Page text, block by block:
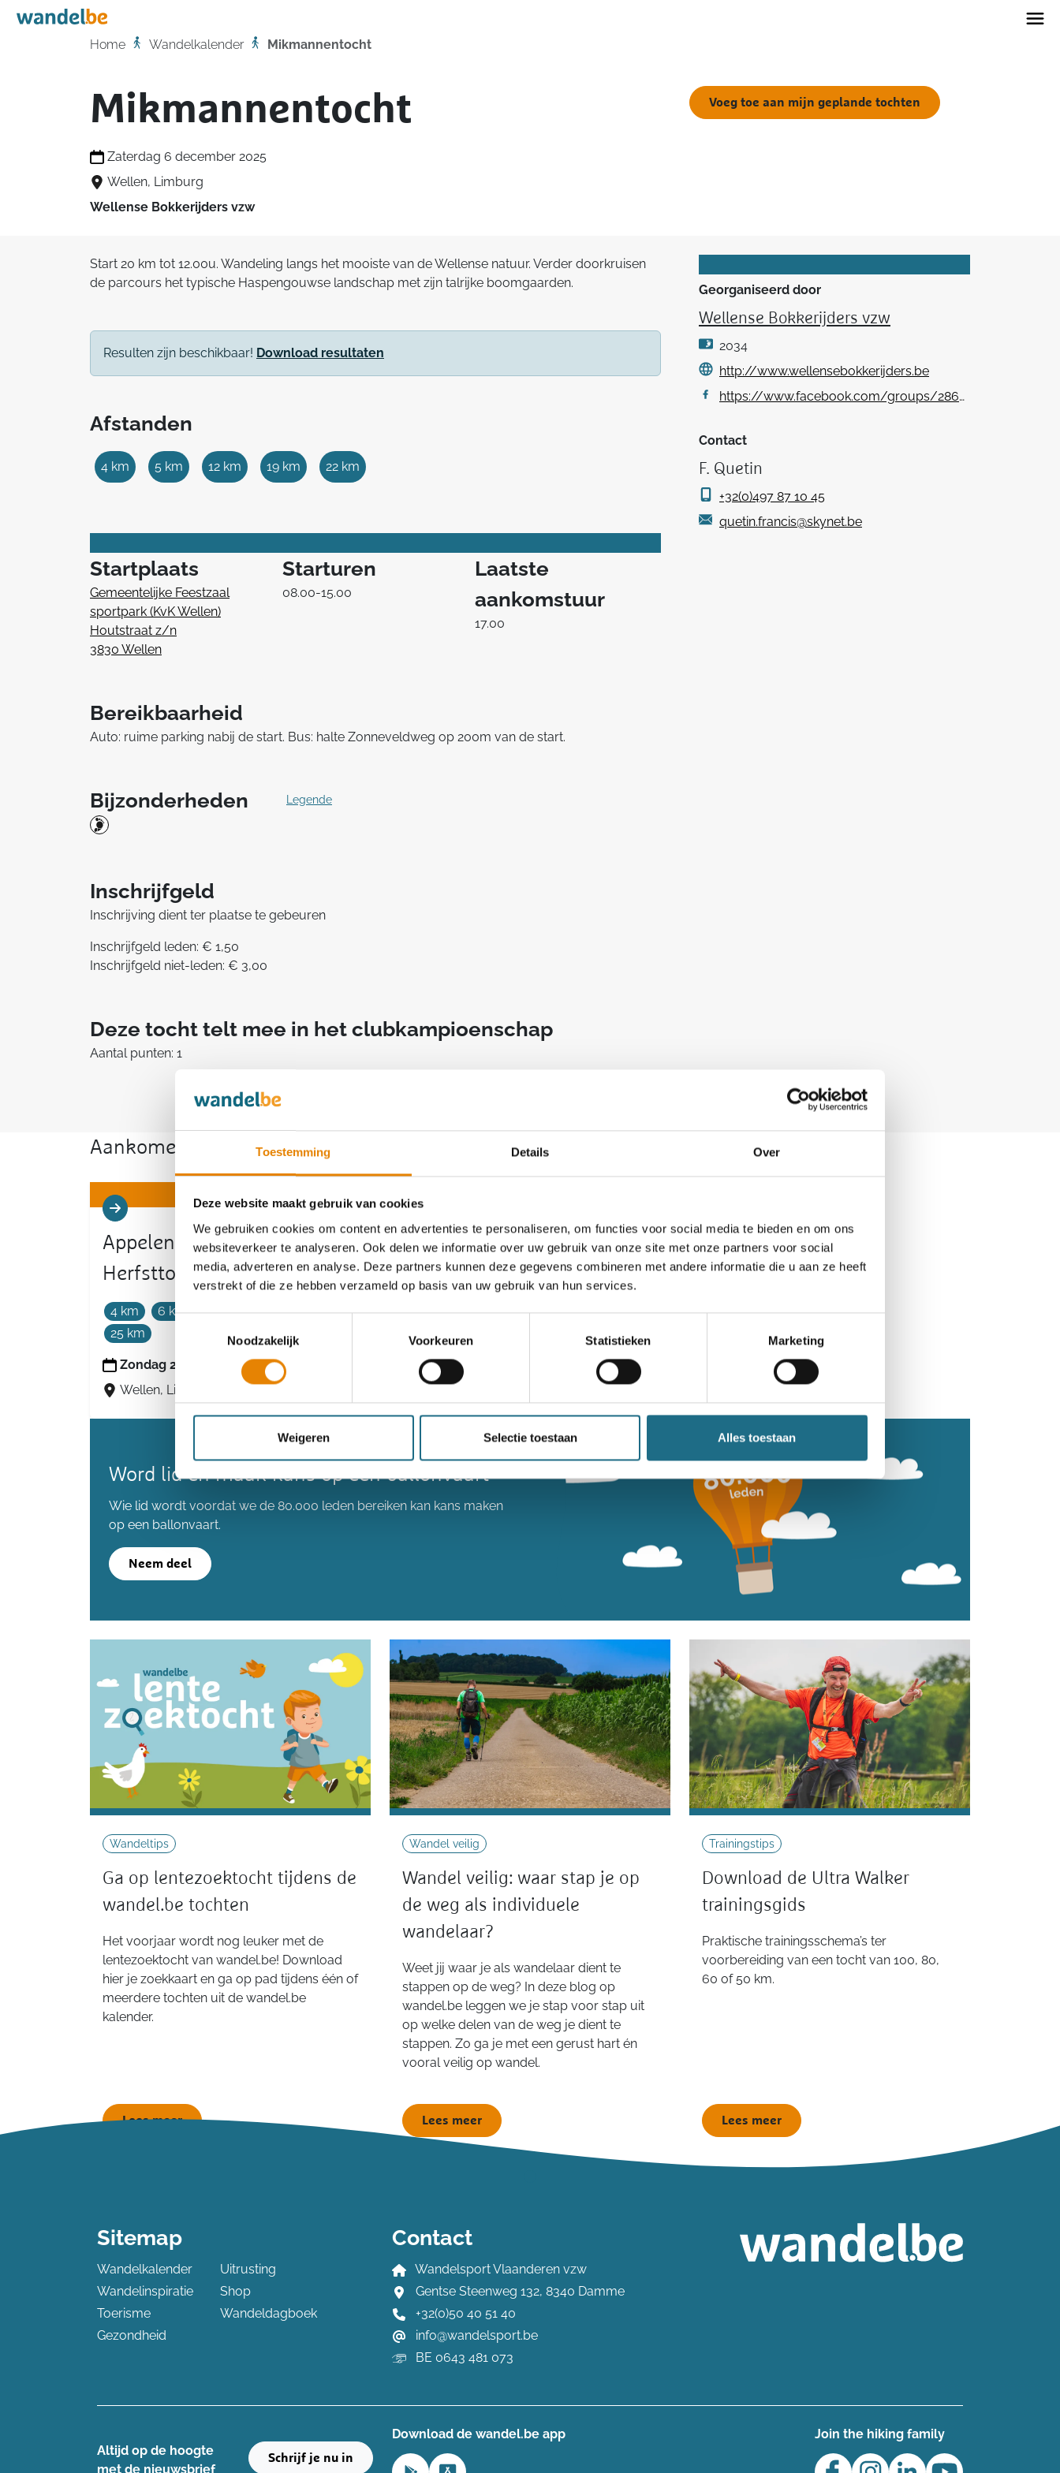
Toestemming Details Over
Deze website maakt gebruik van cookies
We gebruiken cookies om content en advertenties te personaliseren, om functies voor social media te bieden en om ons
websiteverkeer te analyseren. Ook delen we informatie over uw gebruik van onze site met onze partners voor social
media, adverteren en analyse. Deze partners kunnen deze gegevens combineren met andere informatie die u aan ze heeft
verstrekt of die ze hebben verzameld op basis van uw gebruik van hun services.
Toestemmingsselectie
Noodzakelijk
Voorkeuren Statistieken Marketing
Weigeren Selectie toestaan Alles toestaan
Home
Home Wandelkalender Mikmannentocht
Mikmannentocht
Zaterdag 6 december 2025
Wellen, Limburg
Wellense Bokkerijders vzw
Voeg toe aan mijn geplande tochten
Start 20 km tot 12.00u. Wandeling langs het mooiste van de Wellense natuur. Verder doorkruisen
de parcours het typische Haspengouwse landschap met zijn talrijke boomgaarden.
Resulten zijn beschikbaar! Download resultaten
Afstanden
4 km 5 km 12 km 19 km 22 km
Startplaats
Gemeentelijke Feestzaal
sportpark (KvK Wellen)
Houtstraat z/n
3830 Wellen
Starturen
08.00-15.00
Laatste
aankomstuur
17.00
Bereikbaarheid
Auto: ruime parking nabij de start. Bus: halte Zonneveldweg op 200m van de start.
Bijzonderheden Legende
Inschrijfgeld
Inschrijving dient ter plaatse te gebeuren
Inschrijfgeld leden: € 1,50
Inschrijfgeld niet-leden: € 3,00
Deze tocht telt mee in het clubkampioenschap
Aantal punten: 1
Georganiseerd door
Wellense Bokkerijders vzw
2034
http://www.wellensebokkerijders.be
https://www.facebook.com/groups/286938334761201/
Contact
F. Quetin
+32(0)497 87 10 45
quetin.francis@skynet.be
Aankomende wandeltochten van deze club
Appelen- en perentocht -
Herfsttocht
4 km 6 km 12 km 16 km
20 km
25 km
Zondag 20 september 2026
Wellen, Limburg
Mikmannentocht
4 km 6 km 12 km 15 km 20 km
Zaterdag 5 december 2026
Wellen, Limburg
Word lid en maak kans op een ballonvaart
Wie lid wordt voordat we de 80.000 leden bereiken kan kans maken
op een ballonvaart.
Neem deel
Wandeltips
Ga op lentezoektocht tijdens de
wandel.be tochten
Het voorjaar wordt nog leuker met de
lentezoektocht van wandel.be! Download
hier je zoekkaart en ga op pad tijdens één of
meerdere tochten uit de wandel.be
kalender.
Lees meer
Wandel veilig
Wandel veilig: waar stap je op
de weg als individuele
wandelaar?
Weet jij waar je als wandelaar dient te
stappen op de weg? In deze blog op
wandel.be leggen we je stap voor stap uit
op welke delen van de weg je dient te
stappen. Zo ga je met een gerust hart én
vooral veilig op wandel.
Lees meer
Trainingstips
Download de Ultra Walker
trainingsgids
Praktische trainingsschema’s ter
voorbereiding van een tocht van 100, 80,
60 of 50 km.
Lees meer
Sitemap
Wandelkalender
Wandelinspiratie
Toerisme
Gezondheid
Uitrusting
Shop
Wandeldagboek
Contact
Wandelsport Vlaanderen vzw
Gentse Steenweg 132, 8340 Damme
+32(0)50 40 51 40
info@wandelsport.be
BE 0643 481 073
Altijd op de hoogte ​
met de nieuwsbrief
Schrijf je nu in
Download de wandel.be app Join the hiking family